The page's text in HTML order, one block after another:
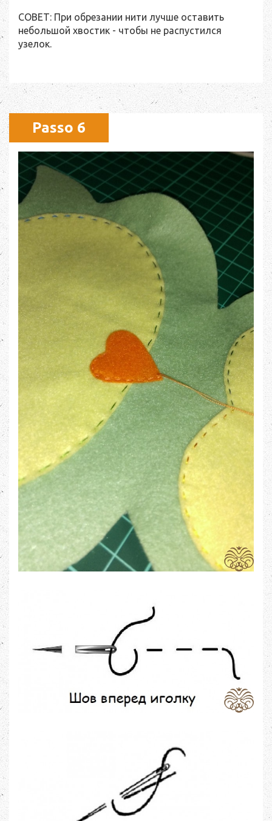
СОВЕТ: При обрезании нити лучше оставить
небольшой хвостик - чтобы не распустился
узелок.
Passo 6